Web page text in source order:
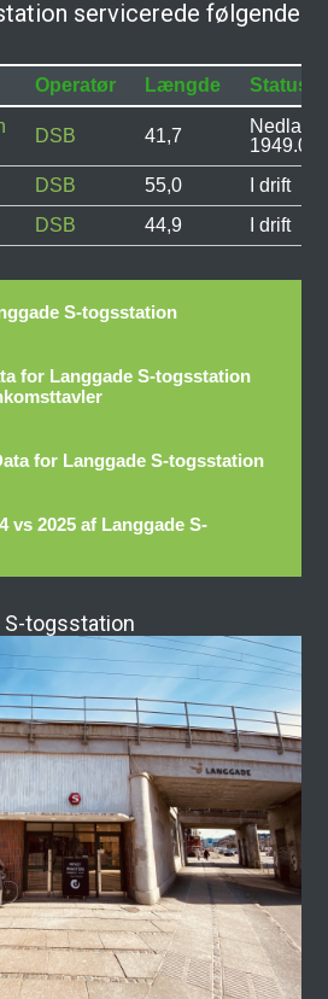
servicerede følgende
Operatør Længde
Status
DSB 41,7
Nedlagt:
DSB 55,0
I drift
DSB 44,9 I drift
S-togsstation
for Langgade S-togsstation
for Langgade S-togsstation
vs 2025 af Langgade S-
S-togsstation